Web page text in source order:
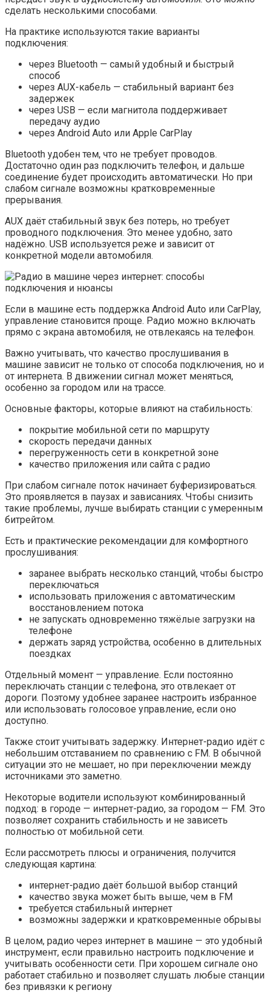
сделать несколькими способами.
На практике используются такие варианты
подключения:
через Bluetooth — самый удобный и быстрый
способ
через AUX-кабель — стабильный вариант без
задержек
через USB — если магнитола поддерживает
передачу аудио
через Android Auto или Apple CarPlay
Bluetooth удобен тем, что не требует проводов.
Достаточно один раз подключить телефон, и дальше
соединение будет происходить автоматически. Но при
слабом сигнале возможны кратковременные
прерывания.
AUX даёт стабильный звук без потерь, но требует
проводного подключения. Это менее удобно, зато
надёжно. USB используется реже и зависит от
конкретной модели автомобиля.
Если в машине есть поддержка Android Auto или CarPlay,
управление становится проще. Радио можно включать
прямо с экрана автомобиля, не отвлекаясь на телефон.
Важно учитывать, что качество прослушивания в
машине зависит не только от способа подключения, но и
от интернета. В движении сигнал может меняться,
особенно за городом или на трассе.
Основные факторы, которые влияют на стабильность:
покрытие мобильной сети по маршруту
скорость передачи данных
перегруженность сети в конкретной зоне
качество приложения или сайта с радио
При слабом сигнале поток начинает буферизироваться.
Это проявляется в паузах и зависаниях. Чтобы снизить
такие проблемы, лучше выбирать станции с умеренным
битрейтом.
Есть и практические рекомендации для комфортного
прослушивания:
заранее выбрать несколько станций, чтобы быстро
переключаться
использовать приложения с автоматическим
восстановлением потока
не запускать одновременно тяжёлые загрузки на
телефоне
держать заряд устройства, особенно в длительных
поездках
Отдельный момент — управление. Если постоянно
переключать станции с телефона, это отвлекает от
дороги. Поэтому удобнее заранее настроить избранное
или использовать голосовое управление, если оно
доступно.
Также стоит учитывать задержку. Интернет-радио идёт с
небольшим отставанием по сравнению с FM. В обычной
ситуации это не мешает, но при переключении между
источниками это заметно.
Некоторые водители используют комбинированный
подход: в городе — интернет-радио, за городом — FM. Это
позволяет сохранить стабильность и не зависеть
полностью от мобильной сети.
Если рассмотреть плюсы и ограничения, получится
следующая картина:
интернет-радио даёт большой выбор станций
качество звука может быть выше, чем в FM
требуется стабильный интернет
возможны задержки и кратковременные обрывы
В целом, радио через интернет в машине — это удобный
инструмент, если правильно настроить подключение и
учитывать особенности сети. При хорошем сигнале оно
работает стабильно и позволяет слушать любые станции
без привязки к региону